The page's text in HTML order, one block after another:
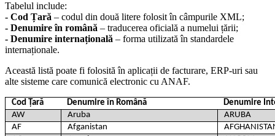
Tabelul include:
- Cod Țară – codul din două litere folosit în câmpurile XML;
- Denumire în română – traducerea oficială a numelui țării;
- Denumire internațională – forma utilizată în standardele
internaționale.
Această listă poate fi folosită în aplicații de facturare, ERP-uri sau
alte sisteme care comunică electronic cu ANAF.
Cod Țară Denumire în Română
Denumire
AW
Aruba
ARUBA
AF
Afganistan